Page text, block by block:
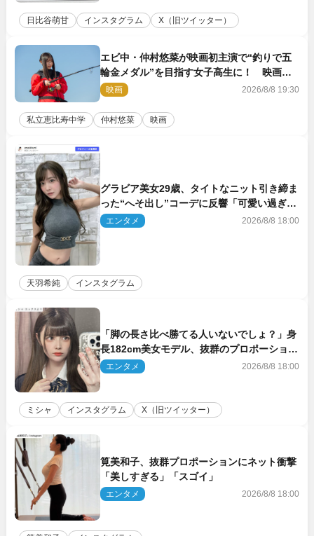
日比谷萌甘 インスタグラム X（旧ツイッター）
エビ中・仲村悠菜が映画初主演で“釣りで五
輪金メダル”を目指す女子高生に！ 映画
『つりこまち』今秋公開
映画 2026/8/8 19:30
私立恵比寿中学 仲村悠菜 映画
グラビア美女29歳、タイトなニット引き締ま
った“へそ出し”コーデに反響「可愛い過ぎ
る」
エンタメ 2026/8/8 18:00
天羽希純 インスタグラム
「脚の長さ比べ勝てる人いないでしょ？」身
長182cm美女モデル、抜群のプロポーション
にネット衝撃
エンタメ 2026/8/8 18:00
ミシャ インスタグラム X（旧ツイッター）
筧美和子、抜群プロポーションにネット衝撃
「美しすぎる」「スゴイ」
エンタメ 2026/8/8 18:00